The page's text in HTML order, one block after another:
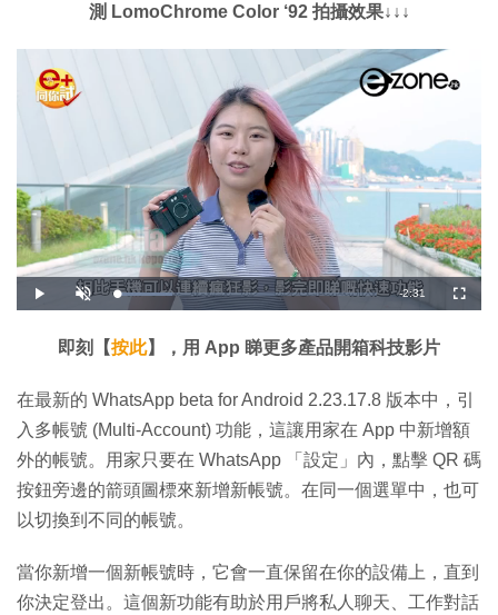
測 LomoChrome Color ‘92 拍攝效果↓↓↓
播
放
開
啟
載
入
:
2
6
%
剩
時
間
-2:31
全
螢
即刻【按此】，用 App 睇更多產品開箱科技影片
在最新的 WhatsApp beta for Android 2.23.17.8 版本中，引
入多帳號 (Multi-Account) 功能，這讓用家在 App 中新增額
外的帳號。用家只要在 WhatsApp 「設定」內，點擊 QR 碼
按鈕旁邊的箭頭圖標來新增新帳號。在同一個選單中，也可
以切換到不同的帳號。
當你新增一個新帳號時，它會一直保留在你的設備上，直到
你決定登出。這個新功能有助於用戶將私人聊天、工作對話